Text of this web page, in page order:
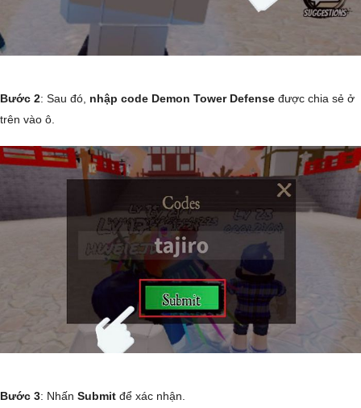
Bước 2: Sau đó, nhập code Demon Tower Defense được chia sẻ ở
trên vào ô.
Bước 3: Nhấn Submit để xác nhận.